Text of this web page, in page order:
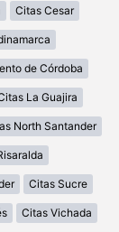
Citas Cesar
de Córdoba
La Guajira
North Santander
Citas Sucre
Citas Vichada